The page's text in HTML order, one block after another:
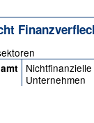
Nichtfinanzielle
Unternehmen